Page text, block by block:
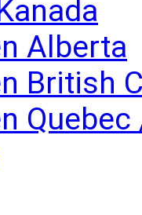
Alberta
British